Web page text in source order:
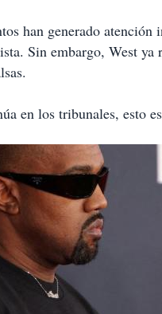
han generado
Sin embargo, West ya
en los tribunales, esto